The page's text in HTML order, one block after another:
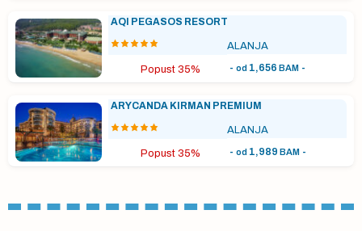
AQI PEGASOS RESORT
ALANJA
Popust 35% - od 1,656 BAM-
ARYCANDA KIRMAN PREMIUM
ALANJA
Popust 35% - od 1,989 BAM-